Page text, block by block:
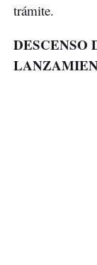
trámite.
DESCENSO